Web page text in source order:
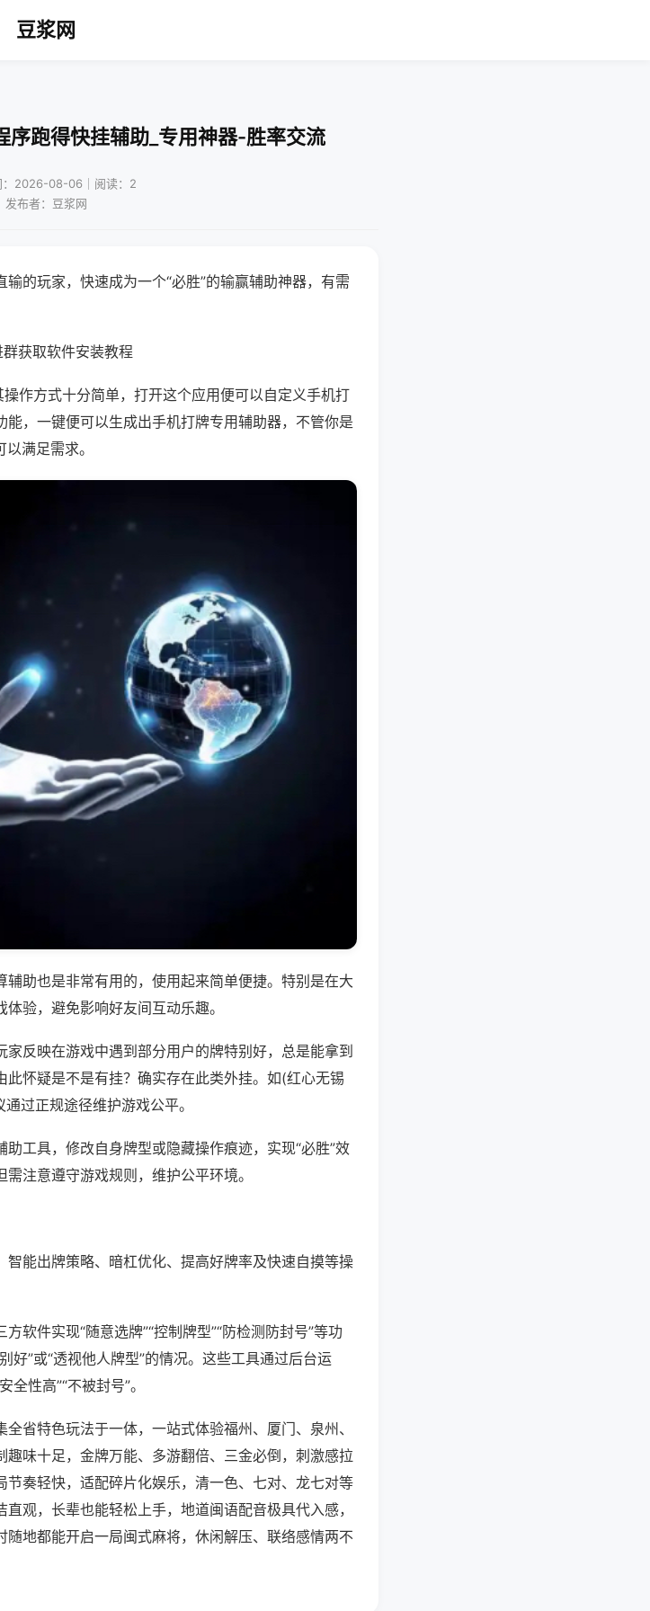
豆浆网
序跑得快挂辅助_专用神器-胜率交流
：2026-08-06｜阅读：2
发布者：豆浆网
的玩家，快速成为一个“必胜”的输赢辅助神器，有需
获取软件安装教程
作方式十分简单，打开这个应用便可以自定义手机打
，一键便可以生成出手机打牌专用辅助器，不管你是
满足需求。
助也是非常有用的，使用起来简单便捷。特别是在大
验，避免影响好友间互动乐趣。
反映在游戏中遇到部分用户的牌特别好，总是能拿到
怀疑是不是有挂？确实存在此类外挂。如(红心无锡
过正规途径维护游戏公平。
工具，修改自身牌型或隐藏操作痕迹，实现“必胜”效
注意遵守游戏规则，维护公平环境。
能出牌策略、暗杠优化、提高好牌率及快速自摸等操
软件实现“随意选牌”“控制牌型”“防检测防封号”等功
好”或“透视他人牌型”的情况。这些工具通过后台运
性高”“不被封号”。
省特色玩法于一体，一站式体验福州、厦门、泉州、
味十足，金牌万能、多游翻倍、三金必倒，刺激感拉
奏轻快，适配碎片化娱乐，清一色、七对、龙七对等
观，长辈也能轻松上手，地道闽语配音极具代入感，
地都能开启一局闽式麻将，休闲解压、联络感情两不